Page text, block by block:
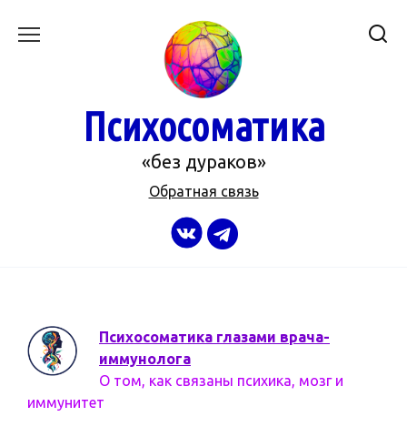
Психосоматика
«без дураков»
Обратная связь
Психосоматика глазами врача-
иммунолога
О том, как связаны психика, мозг и
иммунитет